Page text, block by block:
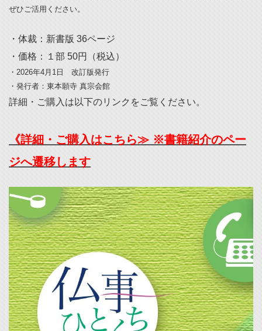
ぜひご活用ください。
・体裁：新書版 36ページ
・価格：１部 50円（税込）
・2026年4月1日 改訂版発行
・発行者：東本願寺 真宗会館
詳細・ご購入は以下のリンクをご覧ください。
《詳細・ご購入はこちら≫ ※書籍紹介のペー
ジへ遷移します